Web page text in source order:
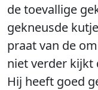
de toevallige
gekneusde
praat van de
niet verder kijkt
Hij heeft goed